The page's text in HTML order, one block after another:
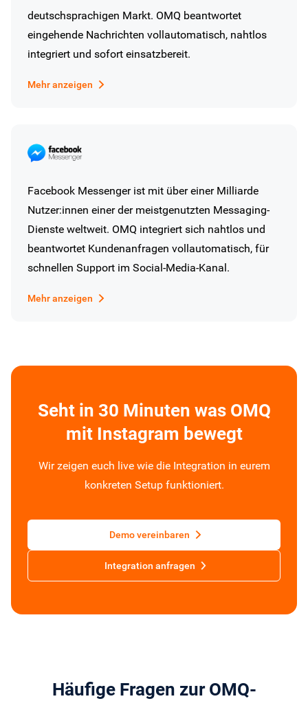
deutschsprachigen Markt. OMQ beantwortet
eingehende Nachrichten vollautomatisch, nahtlos
integriert und sofort einsatzbereit.
Mehr anzeigen
Facebook Messenger ist mit über einer Milliarde
Nutzer:innen einer der meistgenutzten Messaging-
Dienste weltweit. OMQ integriert sich nahtlos und
beantwortet Kundenanfragen vollautomatisch, für
schnellen Support im Social-Media-Kanal.
Mehr anzeigen
Seht in 30 Minuten was OMQ
mit Instagram bewegt
Wir zeigen euch live wie die Integration in eurem
konkreten Setup funktioniert.
Demo vereinbaren
Integration anfragen
Häufige Fragen zur OMQ-